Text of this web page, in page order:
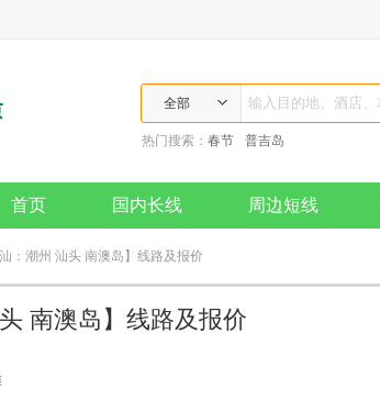
全部
热门搜索： 春节 普吉岛
首页 国内长线 周边短线
：潮州 汕头 南澳岛】线路及报价
南澳岛】线路及报价